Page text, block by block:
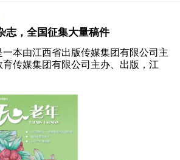
志，全国征集大量稿件
一本由江西省出版传媒集团有限公司主
传媒集团有限公司主办、出版，江